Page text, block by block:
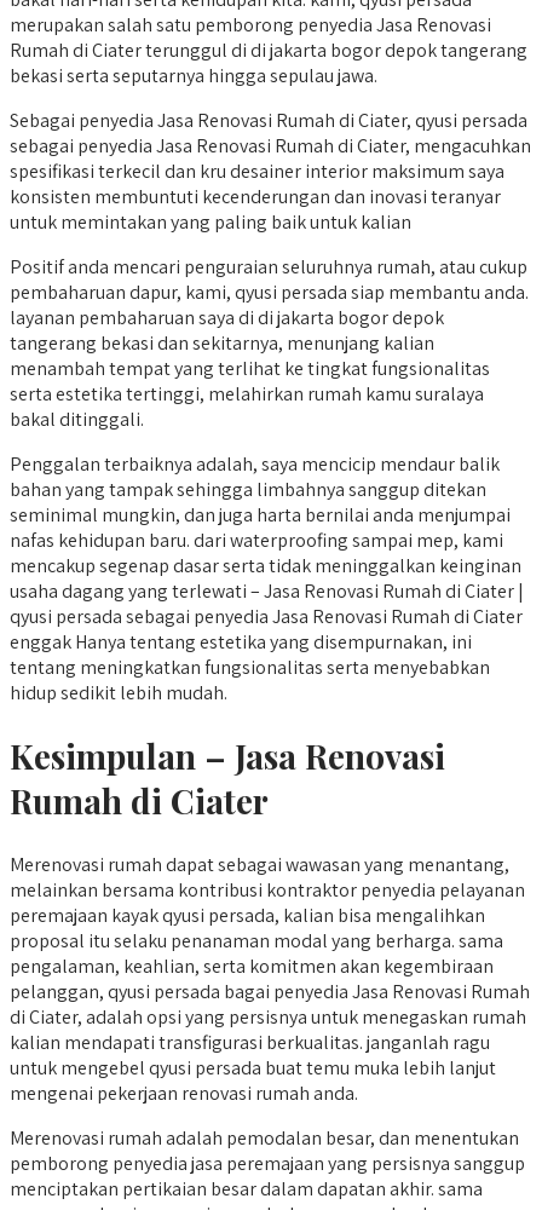
merupakan salah satu pemborong penyedia Jasa Renovasi
Rumah di Ciater terunggul di di jakarta bogor depok tangerang
bekasi serta seputarnya hingga sepulau jawa.
Sebagai penyedia Jasa Renovasi Rumah di Ciater, qyusi persada
sebagai penyedia Jasa Renovasi Rumah di Ciater, mengacuhkan
spesifikasi terkecil dan kru desainer interior maksimum saya
konsisten membuntuti kecenderungan dan inovasi teranyar
untuk memintakan yang paling baik untuk kalian
Positif anda mencari penguraian seluruhnya rumah, atau cukup
pembaharuan dapur, kami, qyusi persada siap membantu anda.
layanan pembaharuan saya di di jakarta bogor depok
tangerang bekasi dan sekitarnya, menunjang kalian
menambah tempat yang terlihat ke tingkat fungsionalitas
serta estetika tertinggi, melahirkan rumah kamu suralaya
bakal ditinggali.
Penggalan terbaiknya adalah, saya mencicip mendaur balik
bahan yang tampak sehingga limbahnya sanggup ditekan
seminimal mungkin, dan juga harta bernilai anda menjumpai
nafas kehidupan baru. dari waterproofing sampai mep, kami
mencakup segenap dasar serta tidak meninggalkan keinginan
usaha dagang yang terlewati – Jasa Renovasi Rumah di Ciater |
qyusi persada sebagai penyedia Jasa Renovasi Rumah di Ciater
enggak Hanya tentang estetika yang disempurnakan, ini
tentang meningkatkan fungsionalitas serta menyebabkan
hidup sedikit lebih mudah.
Kesimpulan – Jasa Renovasi
Rumah di Ciater
Merenovasi rumah dapat sebagai wawasan yang menantang,
melainkan bersama kontribusi kontraktor penyedia pelayanan
peremajaan kayak qyusi persada, kalian bisa mengalihkan
proposal itu selaku penanaman modal yang berharga. sama
pengalaman, keahlian, serta komitmen akan kegembiraan
pelanggan, qyusi persada bagai penyedia Jasa Renovasi Rumah
di Ciater, adalah opsi yang persisnya untuk menegaskan rumah
kalian mendapati transfigurasi berkualitas. janganlah ragu
untuk mengebel qyusi persada buat temu muka lebih lanjut
mengenai pekerjaan renovasi rumah anda.
Merenovasi rumah adalah pemodalan besar, dan menentukan
pemborong penyedia jasa peremajaan yang persisnya sanggup
menciptakan pertikaian besar dalam dapatan akhir. sama